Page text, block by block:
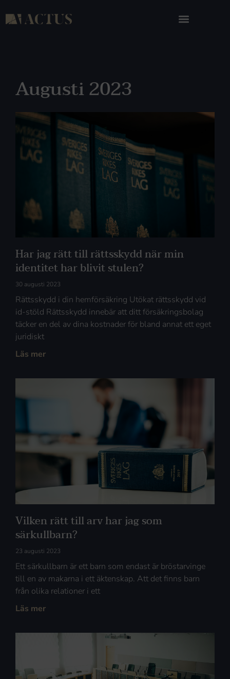
Augusti 2023
Har jag rätt till rättsskydd när min
identitet har blivit stulen?
30 augusti 2023
Rättsskydd i din hemförsäkring Utökat rättsskydd vid
id-stöld Rättsskydd innebär att ditt försäkringsbolag
täcker en del av dina kostnader för bland annat ett eget
juridiskt
Läs mer
Vilken rätt till arv har jag som
särkullbarn?
23 augusti 2023
Ett särkullbarn är ett barn som endast är bröstarvinge
till en av makarna i ett äktenskap. Att det finns barn
från olika relationer i ett
Läs mer